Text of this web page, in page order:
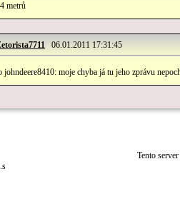
metrů
06.01.2011 17:31:45
johndeere8410: moje chyba já tu jeho zprávu
Tento